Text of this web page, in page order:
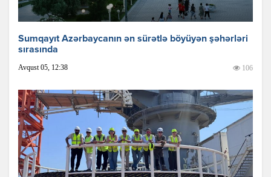
Sumqayıt Azərbaycanın ən sürətlə böyüyən şəhərləri
sırasında
Avqust 05, 12:38 106